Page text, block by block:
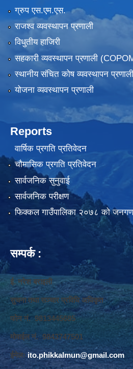
ग्रुप एस.एम.एस.
राजश्व व्यवस्थापन प्रणाली
विधुतीय हाजिरी
सहकारी व्यवस्थापन प्रणाली
स्थानीय संचित कोष व्यवस्थापन
योजना व्यवस्थापन प्रणाली
Reports
वार्षिक प्रगति प्रतिवेदन
चौमासिक प्रगति प्रतिवेदन
सार्वजनिक सुनुवाई
सार्वजनिक परीक्षण
फिक्कल गाउँपालिका २०७८ को
सम्पर्क :
ई. नरेश बराइली
सुचना तथा सञ्‍चार प्रविधि अधिकृत
फोन नं. 9813445685
मोवाईल नं. 9843747501
ईमेलःito.phikkalmun@gmail.com